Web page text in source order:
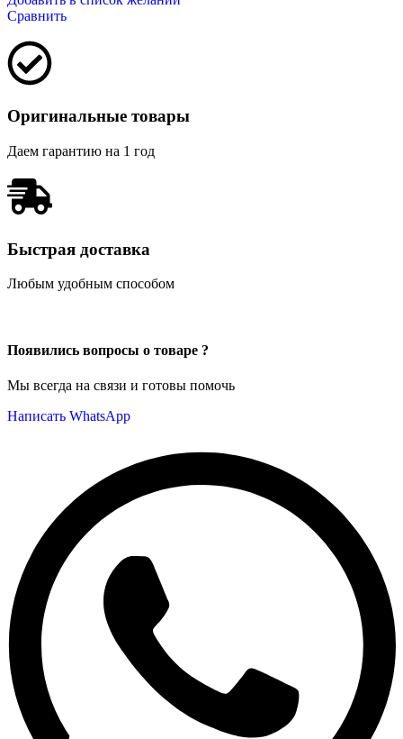
Сравнить
Оригинальные товары
Даем гарантию на 1 год
Быстрая доставка
Любым удобным способом
Появились вопросы о товаре ?
Мы всегда на связи и готовы помочь
Написать WhatsApp